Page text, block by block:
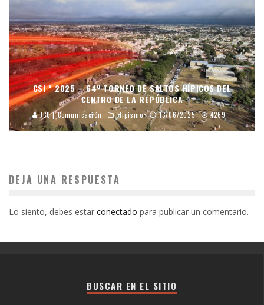
CSI * 2025 – 64º TORNEO DE SALTOS HÍPICOS DEL
CENTRO DE LA REPÚBLICA
JCC | Comunicación Hipismo 13/06/2025 4269
DEJA UNA RESPUESTA
Lo siento, debes estar conectado para publicar un comentario.
BUSCAR EN EL SITIO